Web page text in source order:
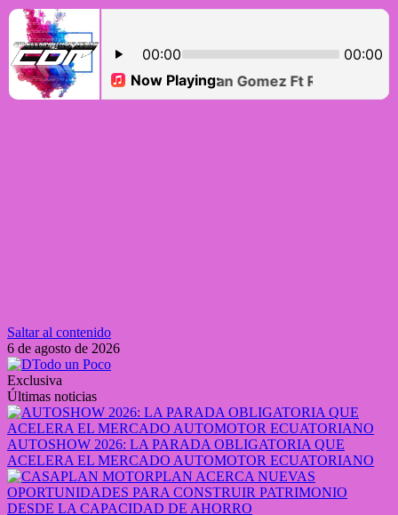
Saltar al contenido
6 de agosto de 2026
Exclusiva
Últimas noticias
AUTOSHOW 2026: LA PARADA OBLIGATORIA QUE
ACELERA EL MERCADO AUTOMOTOR ECUATORIANO